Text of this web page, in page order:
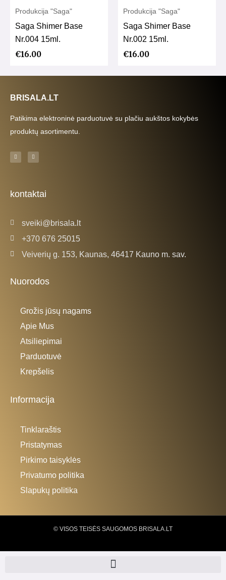
Produkcija "Saga"
Saga Shimer Base
Nr.004 15ml.
€16.00
Produkcija "Saga"
Saga Shimer Base
Nr.002 15ml.
€16.00
BRISALA.LT
Patikima elektroninė parduotuvė su plačiu aukštos kokybės
produktų asortimentu.
F
a
c
-
f
I
n
s
m
kontaktai
sveiki@brisala.lt
+370 676 25015
Veiverių g. 153, Kaunas, 46417 Kauno m. sav.
Nuorodos
Grožis jūsų nagams
Apie Mus
Atsiliepimai
Parduotuvė
Krepšelis
Informacija
Tinklaraštis
Pristatymas
Pirkimo taisyklės
Privatumo politika
Slapukų politika
© VISOS TEISĖS SAUGOMOS BRISALA.LT